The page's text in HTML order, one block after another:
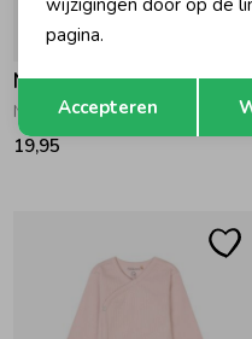
Noppies
Nino Romper
19,95
Terug
wijzigingen door op de
pagina.
Accepteren